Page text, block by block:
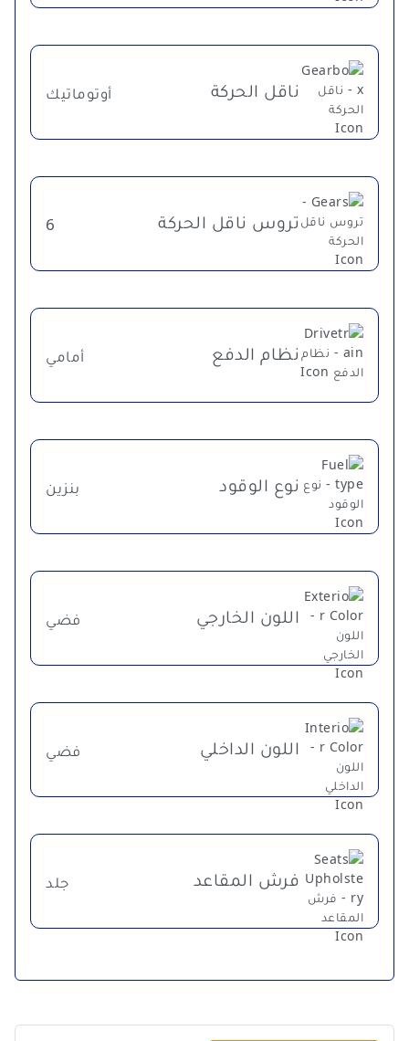
ناقل الحركة أوتوماتيك
تروس ناقل الحركة 6
نظام الدفع أمامي
نوع الوقود بنزين
اللون الخارجي فضي
اللون الداخلي فضي
فرش المقاعد جلد